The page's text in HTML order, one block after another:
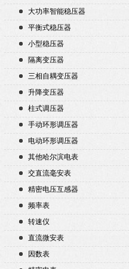
大功率智能稳压器
平衡式稳压器
小型稳压器
隔离变压器
三相自耦变压器
升降变压器
柱式调压器
手动环形调压器
电动环形调压器
其他哈尔滨电表
交直流毫安表
精密电压互感器
频率表
转速仪
直流微安表
因数表